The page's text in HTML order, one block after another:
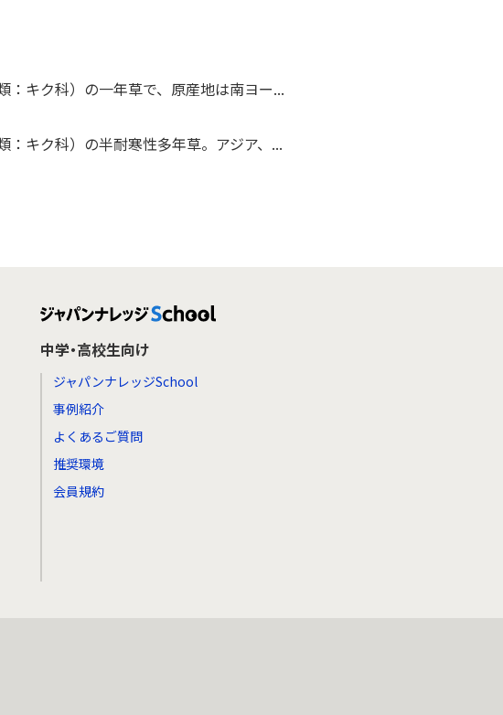
：キク科）の一年草で、原産地は南ヨー...
：キク科）の半耐寒性多年草。アジア、...
中学・高校生向け
ジャパンナレッジSchool
事例紹介
よくあるご質問
推奨環境
会員規約